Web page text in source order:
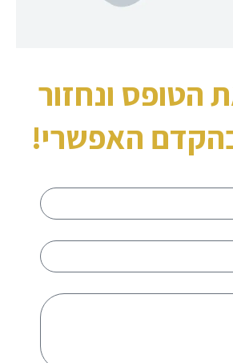
הטופס ונחזור
האפשרי!